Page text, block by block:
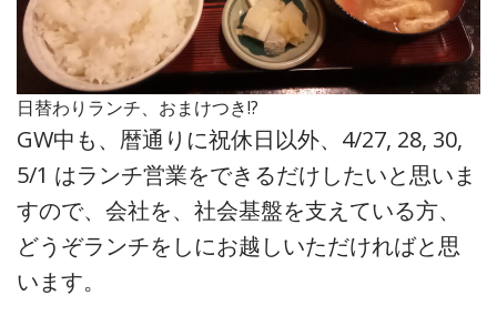
日替わりランチ、おまけつき!?
GW中も、暦通りに祝休日以外、4/27, 28, 30,
5/1 はランチ営業をできるだけしたいと思いま
すので、会社を、社会基盤を支えている方、
どうぞランチをしにお越しいただければと思
います。